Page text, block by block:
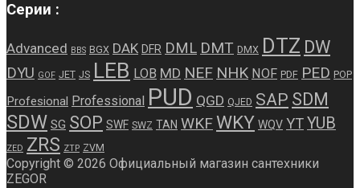
Серии :
Advanced BBS BGX DAK DFR DML DMT DMX DTZ DW
DYU GOF JET JS LEB LOB MD NEF NHK NOF PDF PED POP
Profesional Professional PUD QGD QJED SAP SDM
SDW SG SOP SWF SWZ TAN WKFWKY WQV YTYUB
ZED ZRS ZTP ZVM
Copyright © 2026 Официальный магазин сантехники
ZEGOR